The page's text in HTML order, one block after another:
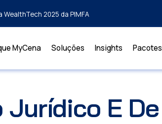
2025 da PIMFA
MyCena Soluções Insights Pacotes
Jurídico E De